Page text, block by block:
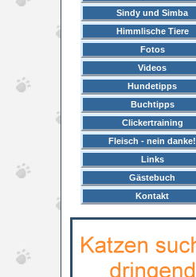
Sindy und Simba
Himmlische Tiere
Fotos
Videos
Hundetipps
Buchtipps
Clickertraining
Fleisch - nein danke!
Links
Gästebuch
Kontakt